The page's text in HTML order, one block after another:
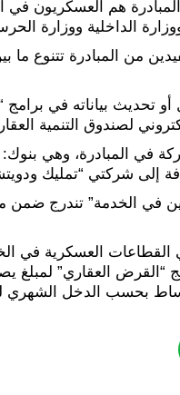
هم العسكريون في
ووزارة الداخلية ووزارة
من المبادرة
تحديث بياناته في برامج
لصندوق التنمية
في المبادرة، وهي
إلى شركتي “تمليك
في الخدمة” تندرج ضمن